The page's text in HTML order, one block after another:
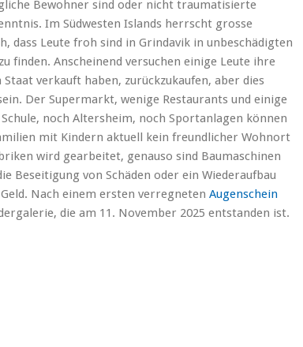
Bewohner sind oder nicht traumatisierte
Im Südwesten Islands herrscht grosse
dass Leute froh sind in Grindavik in unbeschädigten
finden. Anscheinend versuchen einige Leute ihre
verkauft haben, zurückzukaufen, aber dies
Der Supermarkt, wenige Restaurants und einige
noch Altersheim, noch Sportanlagen können
mit Kindern aktuell kein freundlicher Wohnort
wird gearbeitet, genauso sind Baumaschinen
Beseitigung von Schäden oder ein Wiederaufbau
Nach einem ersten verregneten Augenschein
die am 11. November 2025 entstanden ist.